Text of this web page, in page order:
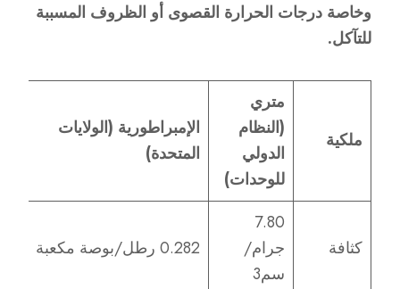
وخاصة درجات الحرارة القصوى أو الظروف المسببة
للتآكل.
ملكية
متري
(النظام
الدولي
للوحدات)
الإمبراطورية (الولايات
المتحدة)
كثافة
7.80
جرام/
سم3
0.282 رطل/بوصة مكعبة